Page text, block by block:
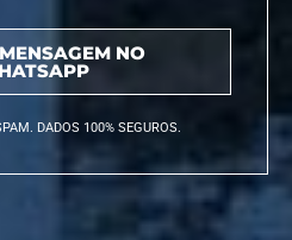
NO
DADOS 100% SEGUROS.